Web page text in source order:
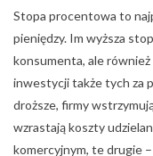
Stopa procentowa to
pieniędzy. Im wyższa
konsumenta, ale
inwestycji także tych za
droższe, firmy
wzrastają koszty
komercyjnym, te drugie